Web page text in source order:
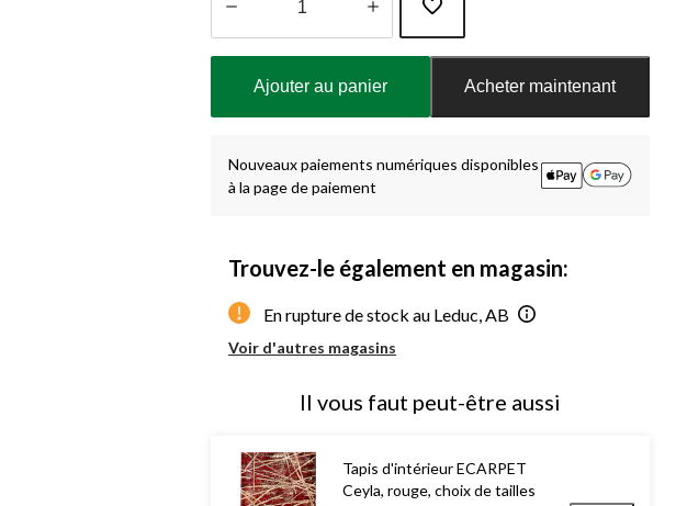
Ajouter au panier Acheter maintenant
Nouveaux paiements numériques disponibles
à la page de paiement
Trouvez-le également en magasin:
En rupture de stock au Leduc, AB
Voir d'autres magasins
Il vous faut peut-être aussi
Tapis d'intérieur ECARPET
Ceyla, rouge, choix de tailles